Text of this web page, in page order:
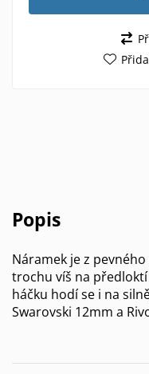
Popis
Náramek je z
trochu víš na
háčku hodí se i na
Swarovski 12mm a